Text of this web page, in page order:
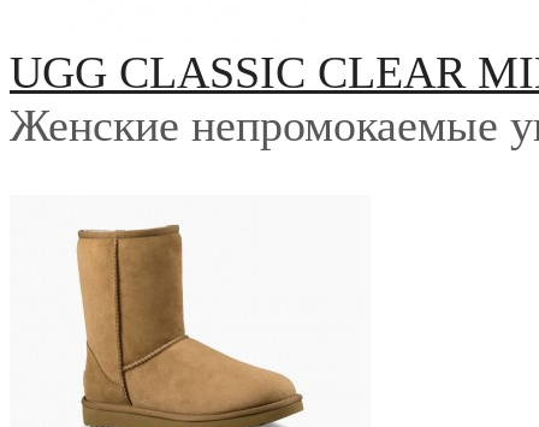
UGG CLASSIC CLEAR
Женские непромокаемые